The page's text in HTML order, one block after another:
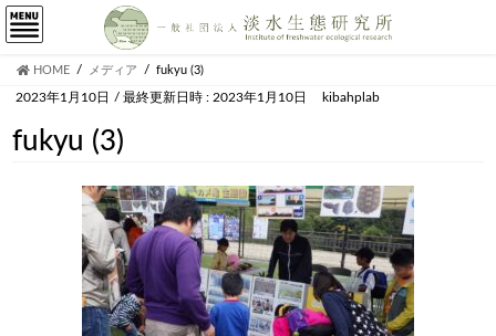
HOME メディア fukyu (3)
2023年1月10日 / 最終更新日時 : 2023年1月10日 kibahplab
fukyu (3)